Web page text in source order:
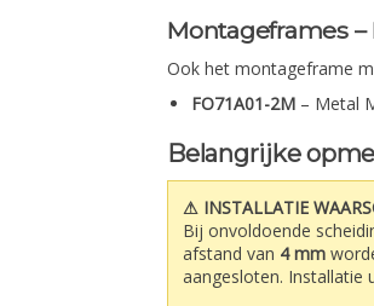
Montageframes –
Ook het montageframe
FO71A01-2M – Metal
Belangrijke
⚠ INSTALLATIE
Bij onvoldoende
afstand van 4 mm
aangesloten. Installatie